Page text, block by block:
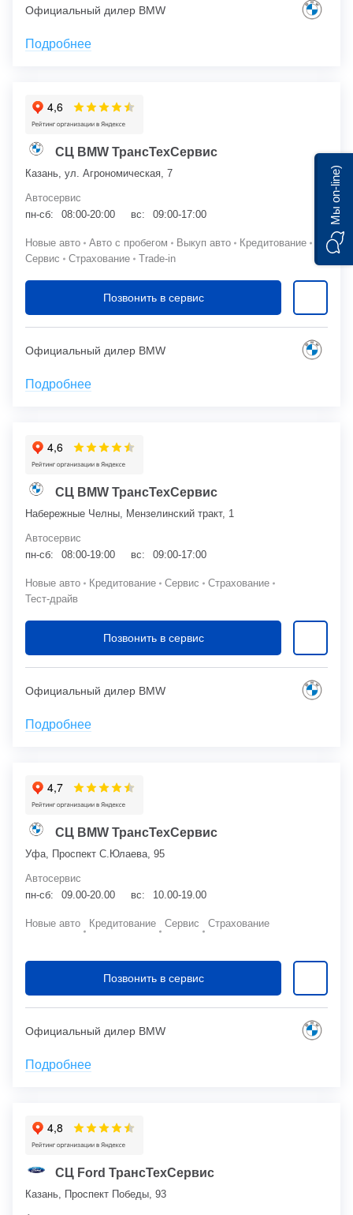
Официальный дилер BMW
Подробнее
СЦ BMW ТрансТехСервис
Казань, ул. Агрономическая, 7
Автосервис
пн-сб:
08:00-20:00 вс: 09:00-17:00
Новые авто Авто с пробегом Выкуп авто
Кредитование
Сервис
Страхование Trade-in
Позвонить в сервис
Официальный дилер BMW
Подробнее
СЦ BMW ТрансТехСервис
Набережные Челны, Мензелинский тракт, 1
Автосервис
пн-сб:
08:00-19:00 вс: 09:00-17:00
Новые авто Кредитование Сервис
Страхование
Тест-драйв
Позвонить в сервис
Официальный дилер BMW
Подробнее
СЦ BMW ТрансТехСервис
Уфа, Проспект С.Юлаева, 95
Автосервис
пн-сб:
09.00-20.00 вс: 10.00-19.00
Новые авто Кредитование Сервис Страхование
Позвонить в сервис
Официальный дилер BMW
Подробнее
СЦ Ford ТрансТехСервис
Казань, Проспект Победы, 93
Мы on-line)